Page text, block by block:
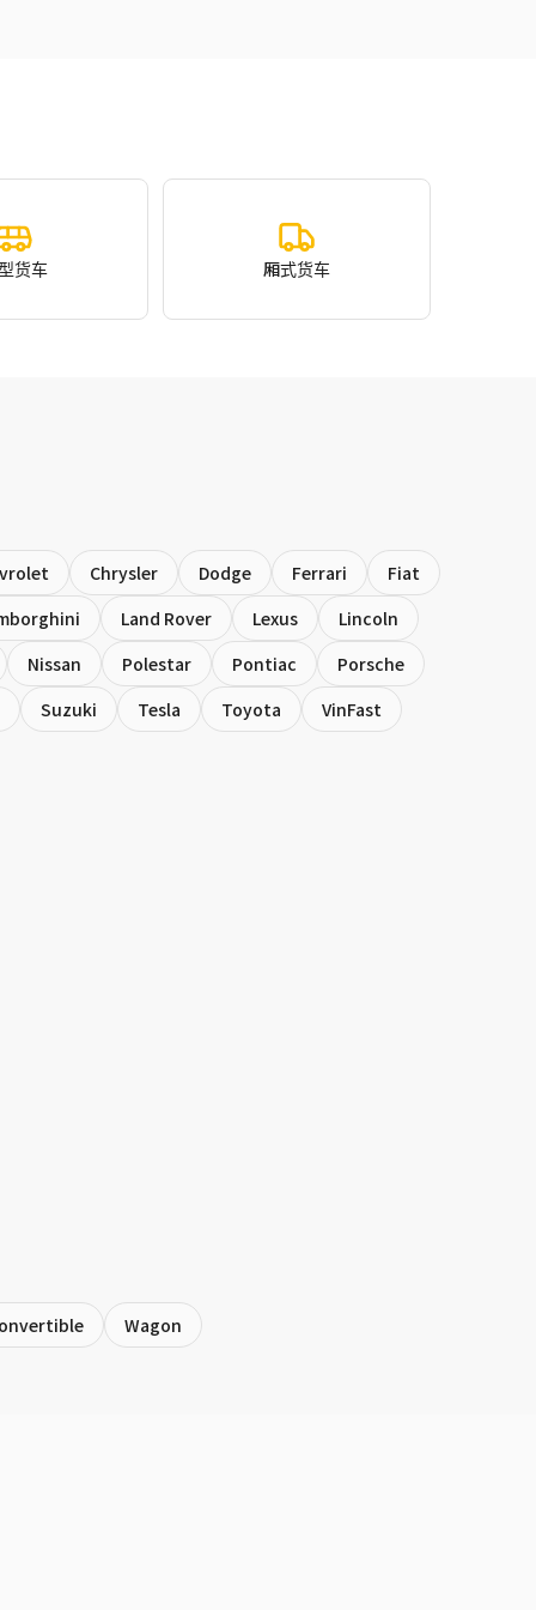
货车 厢式货车
Chrysler Dodge Ferrari
Fiat
Land Rover Lexus
Lincoln
Nissan
Polestar Pontiac
Porsche
Suzuki
Tesla Toyota VinFast
Wagon